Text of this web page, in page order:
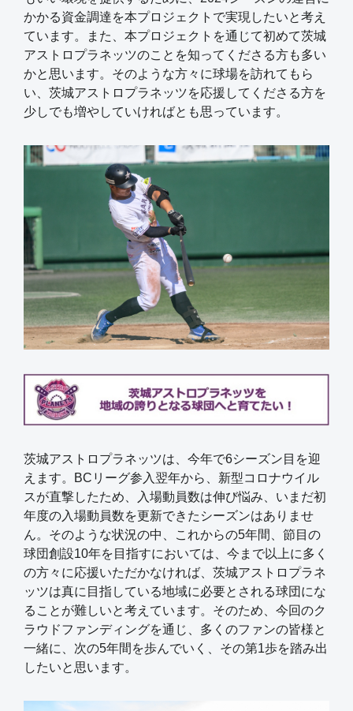
かかる資金調達を本プロジェクトで実現したいと考え
ています。また、本プロジェクトを通じて初めて茨城
アストロプラネッツのことを知ってくださる方も多い
かと思います。そのような方々に球場を訪れてもら
い、茨城アストロプラネッツを応援してくださる方を
少しでも増やしていければとも思っています。
茨城アストロプラネッツは、今年で6シーズン目を迎
えます。BCリーグ参入翌年から、新型コロナウイル
スが直撃したため、入場動員数は伸び悩み、いまだ初
年度の入場動員数を更新できたシーズンはありませ
ん。そのような状況の中、これからの5年間、節目の
球団創設10年を目指すにおいては、今まで以上に多く
の方々に応援いただかなければ、茨城アストロプラネ
ッツは真に目指している地域に必要とされる球団にな
ることが難しいと考えています。そのため、今回のク
ラウドファンディングを通じ、多くのファンの皆様と
一緒に、次の5年間を歩んでいく、その第1歩を踏み出
したいと思います。